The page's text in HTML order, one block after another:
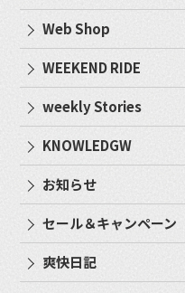
Web Shop
WEEKEND RIDE
weekly Stories
KNOWLEDGW
お知らせ
セール＆キャンペーン
爽快日記